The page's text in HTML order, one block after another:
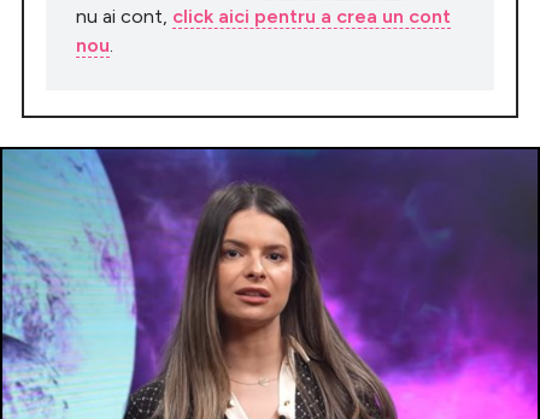
nu ai cont, click aici pentru a crea un cont
nou